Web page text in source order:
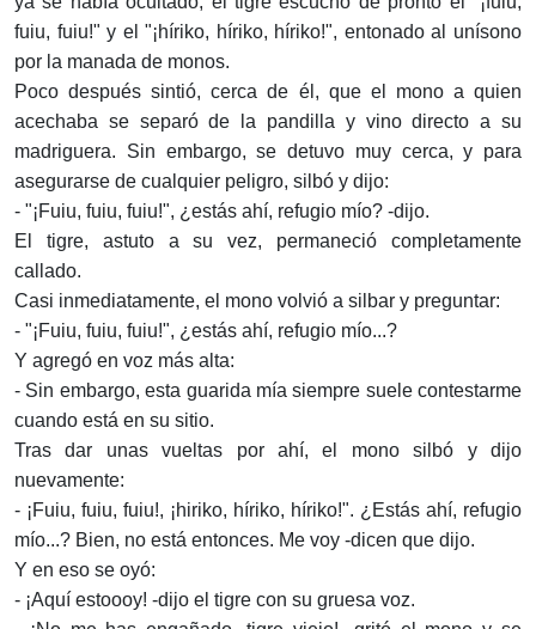
fuiu, fuiu!" y el "¡híriko, híriko, híriko!", entonado al unísono
por la manada de monos.
Poco después sintió, cerca de él, que el mono a quien
acechaba se separó de la pandilla y vino directo a su
madriguera. Sin embargo, se detuvo muy cerca, y para
asegurarse de cualquier peligro, silbó y dijo:
- "¡Fuiu, fuiu, fuiu!", ¿estás ahí, refugio mío? -dijo.
El tigre, astuto a su vez, permaneció completamente
callado.
Casi inmediatamente, el mono volvió a silbar y preguntar:
- "¡Fuiu, fuiu, fuiu!", ¿estás ahí, refugio mío...?
Y agregó en voz más alta:
- Sin embargo, esta guarida mía siempre suele contestarme
cuando está en su sitio.
Tras dar unas vueltas por ahí, el mono silbó y dijo
nuevamente:
- ¡Fuiu, fuiu, fuiu!, ¡hiriko, híriko, híriko!". ¿Estás ahí, refugio
mío...? Bien, no está entonces. Me voy -dicen que dijo.
Y en eso se oyó:
- ¡Aquí estoooy! -dijo el tigre con su gruesa voz.